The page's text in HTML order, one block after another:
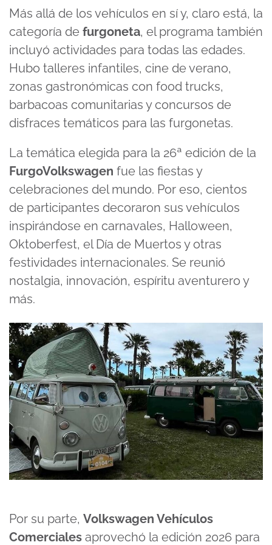
Más allá de los vehículos en sí y, claro está, la
categoría de furgoneta, el programa también
incluyó actividades para todas las edades.
Hubo talleres infantiles, cine de verano,
zonas gastronómicas con food trucks,
barbacoas comunitarias y concursos de
disfraces temáticos para las furgonetas.
La temática elegida para la 26ª edición de la
FurgoVolkswagen fue las fiestas y
celebraciones del mundo. Por eso, cientos
de participantes decoraron sus vehículos
inspirándose en carnavales, Halloween,
Oktoberfest, el Día de Muertos y otras
festividades internacionales. Se reunió
nostalgia, innovación, espíritu aventurero y
más.
Por su parte, Volkswagen Vehículos
Comerciales aprovechó la edición 2026 para